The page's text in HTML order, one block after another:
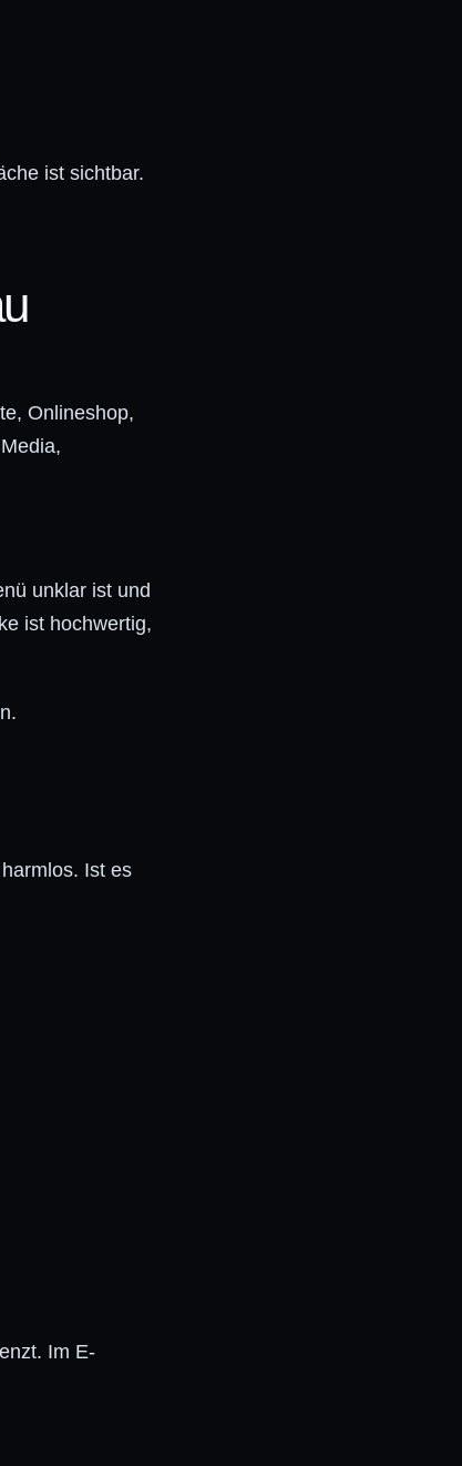
ist sichtbar.
Onlineshop,
unklar ist und
ist hochwertig,
Ist es
Im E-